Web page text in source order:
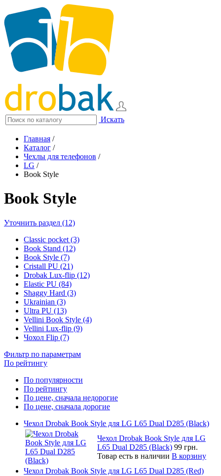
Искать
Главная /
Каталог /
Чехлы для телефонов /
LG /
Book Style
Book Style
Уточнить раздел (12)
Classic pocket (3)
Book Stand (12)
Book Style (7)
Cristall PU (21)
Drobak Lux-flip (12)
Elastic PU (84)
Shaggy Hard (3)
Ukrainian (3)
Ultra PU (13)
Vellini Book Style (4)
Vellini Lux-flip (9)
Чохол Flip (7)
Фильтр по параметрам
По рейтингу
По популярности
По рейтингу
По цене, сначала недорогие
По цене, сначала дорогие
Чехол Drobak Book Style для LG L65 Dual D285 (Black)
Чехол Drobak Book Style для LG
L65 Dual D285 (Black) 99 грн.
Товар есть в наличии В корзину
Чехол Drobak Book Style для LG L65 Dual D285 (Red)